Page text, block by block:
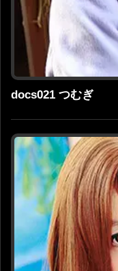
docs021 つむぎ